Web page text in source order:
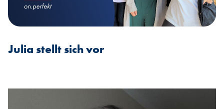
Julia stellt sich vor